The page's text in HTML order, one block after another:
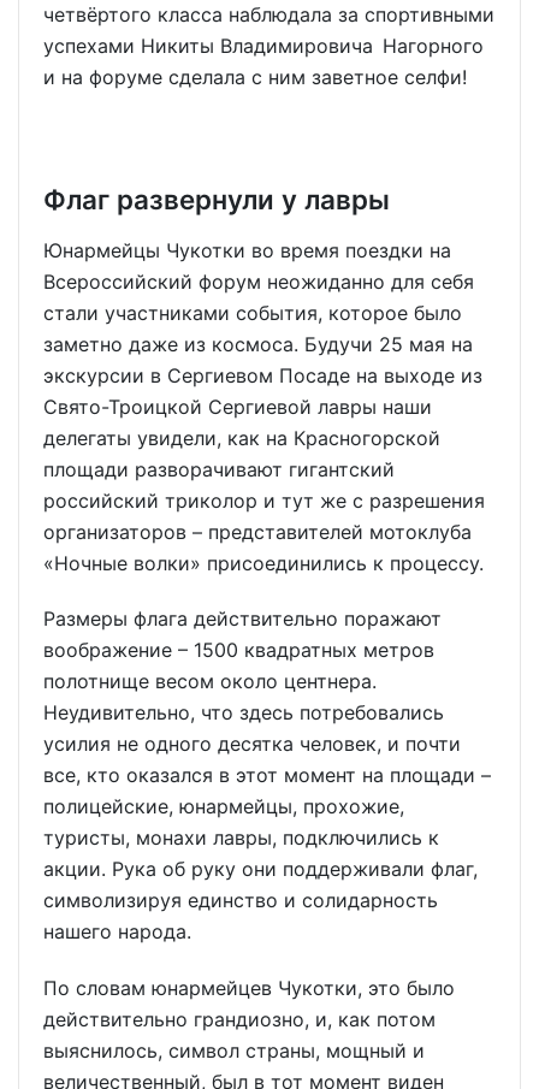
четвёртого класса наблюдала за спортивными
успехами Никиты Владимировича Нагорного
и на форуме сделала с ним заветное селфи!
Флаг развернули у лавры
Юнармейцы Чукотки во время поездки на
Всероссийский форум неожиданно для себя
стали участниками события, которое было
заметно даже из космоса. Будучи 25 мая на
экскурсии в Сергиевом Посаде на выходе из
Свято-Троицкой Сергиевой лавры наши
делегаты увидели, как на Красногорской
площади разворачивают гигантский
российский триколор и тут же с разрешения
организаторов – представителей мотоклуба
«Ночные волки» присоединились к процессу.
Размеры флага действительно поражают
воображение – 1500 квадратных метров
полотнище весом около центнера.
Неудивительно, что здесь потребовались
усилия не одного десятка человек, и почти
все, кто оказался в этот момент на площади –
полицейские, юнармейцы, прохожие,
туристы, монахи лавры, подключились к
акции. Рука об руку они поддерживали флаг,
символизируя единство и солидарность
нашего народа.
По словам юнармейцев Чукотки, это было
действительно грандиозно, и, как потом
выяснилось, символ страны, мощный и
величественный, был в тот момент виден